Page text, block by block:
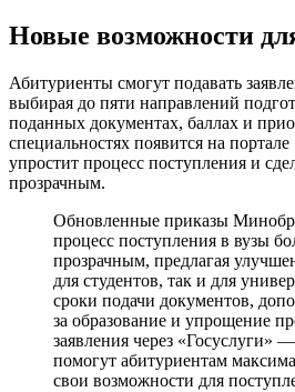
Новые возможности
Абитуриенты смогут подавать
выбирая до пяти направлений
поданных документах, баллах и
специальностях появится на
упростит процесс поступления и
прозрачным.
Обновленные приказы
процесс поступления в вузы
прозрачным, предлагая
для студентов, так и для
сроки подачи документов,
за образование и упрощение
заявления через «Госуслуги»
помогут абитуриентам
свои возможности для